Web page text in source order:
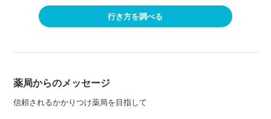
行き方を調べる
薬局からのメッセージ
信頼されるかかりつけ薬局を目指して